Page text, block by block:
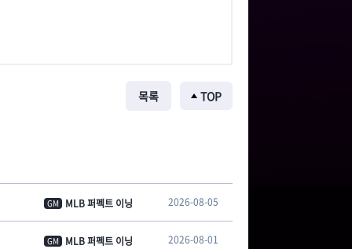
목록 TOP
GM MLB 퍼펙트 이닝 2026-08-05
GM MLB 퍼펙트 이닝 2026-08-01